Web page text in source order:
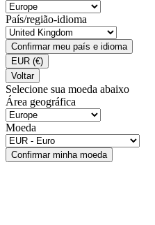
País/região-idioma
Confirmar meu país e idioma
EUR (€)
Voltar
Selecione sua moeda abaixo
Área geográfica
Moeda
Confirmar minha moeda